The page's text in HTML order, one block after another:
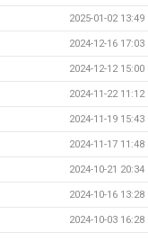
2025-01-02 13:49
2024-12-16 17:03
2024-12-12 15:00
2024-11-22 11:12
2024-11-19 15:43
2024-11-17 11:48
2024-10-21 20:34
2024-10-16 13:28
2024-10-03 16:28